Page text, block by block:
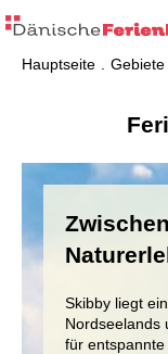
Hauptseite Gebiete
Skibby liegt
Nordseelands
für entspannte